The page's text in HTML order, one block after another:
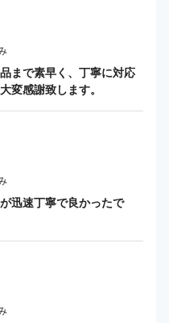
まで素早く、丁寧に対応
変感謝致します。
迅速丁寧で良かったで